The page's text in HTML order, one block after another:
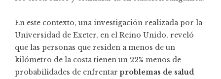
En este contexto, una investigación realizada por la
Universidad de Exeter, en el Reino Unido, reveló
que las personas que residen a menos de un
kilómetro de la costa tienen un 22% menos de
probabilidades de enfrentar problemas de salud